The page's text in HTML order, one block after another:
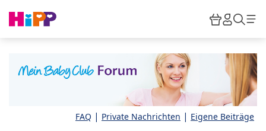
HiPP
FAQ | Private Nachrichten | Eigene Beiträge